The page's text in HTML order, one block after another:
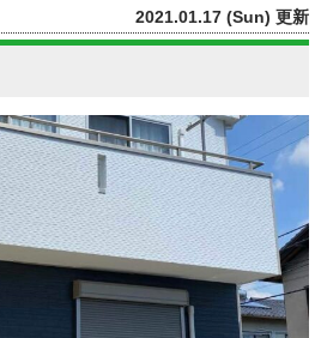
2021.01.17 (Sun) 更新